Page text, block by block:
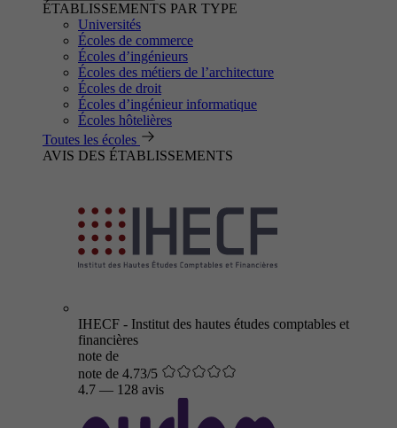
ÉTABLISSEMENTS PAR TYPE
Universités
Écoles de commerce
Écoles d’ingénieurs
Écoles des métiers de l’architecture
Écoles de droit
Écoles d’ingénieur informatique
Écoles hôtelières
Toutes les écoles
AVIS DES ÉTABLISSEMENTS
IHECF - Institut des hautes études comptables et
financières
note de
note de 4.73/5
4.7 — 128 avis